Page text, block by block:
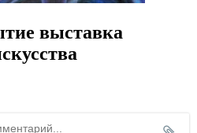
выставка